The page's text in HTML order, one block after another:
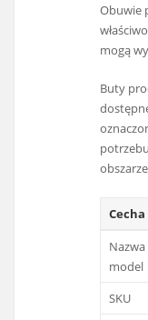
Obuwie
mogą
Buty
Cecha
model
SKU